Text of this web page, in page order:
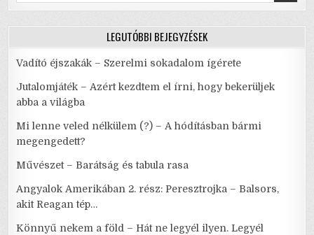
LEGUTÓBBI BEJEGYZÉSEK
Vadító éjszakák – Szerelmi sokadalom ígérete
Jutalomjáték – Azért kezdtem el írni, hogy bekerüljek
abba a világba
Mi lenne veled nélkülem (?) – A hódításban bármi
megengedett?
Művészet – Barátság és tabula rasa
Angyalok Amerikában 2. rész: Peresztrojka – Balsors,
akit Reagan tép…
Könnyű nekem a föld – Hát ne legyél ilyen. Legyél